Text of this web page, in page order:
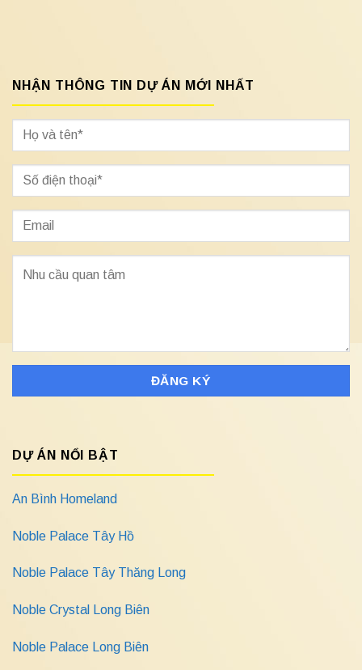
NHẬN THÔNG TIN DỰ ÁN MỚI NHẤT
DỰ ÁN NỔI BẬT
An Bình Homeland
Noble Palace Tây Hồ
Noble Palace Tây Thăng Long
Noble Crystal Long Biên
Noble Palace Long Biên